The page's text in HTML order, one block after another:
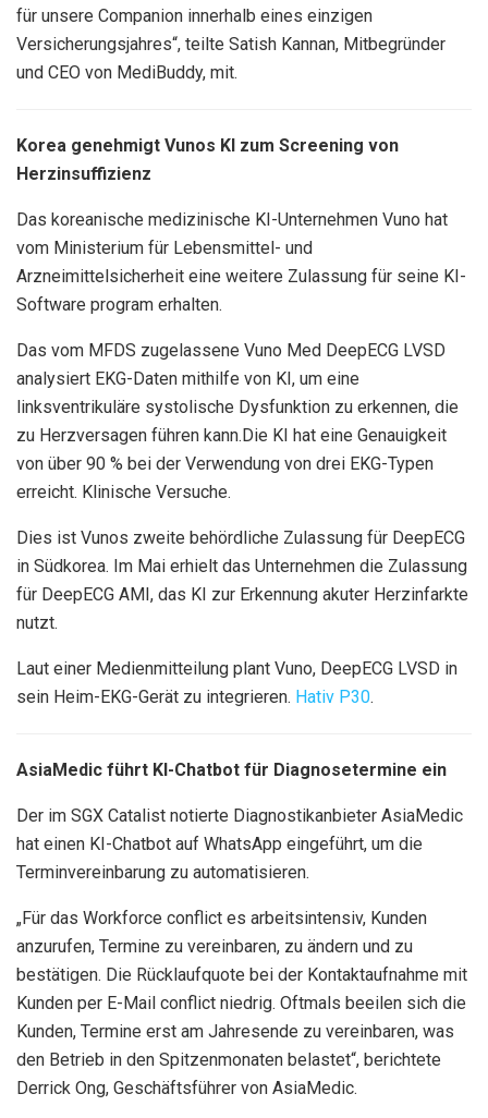
für unsere Companion innerhalb eines einzigen
Versicherungsjahres“, teilte Satish Kannan, Mitbegründer
und CEO von MediBuddy, mit.
Korea genehmigt Vunos KI zum Screening von
Herzinsuffizienz
Das koreanische medizinische KI-Unternehmen Vuno hat
vom Ministerium für Lebensmittel- und
Arzneimittelsicherheit eine weitere Zulassung für seine KI-
Software program erhalten.
Das vom MFDS zugelassene Vuno Med DeepECG LVSD
analysiert EKG-Daten mithilfe von KI, um eine
linksventrikuläre systolische Dysfunktion zu erkennen, die
zu Herzversagen führen kann.Die KI hat eine Genauigkeit
von über 90 % bei der Verwendung von drei EKG-Typen
erreicht. Klinische Versuche.
Dies ist Vunos zweite behördliche Zulassung für DeepECG
in Südkorea. Im Mai erhielt das Unternehmen die Zulassung
für DeepECG AMI, das KI zur Erkennung akuter Herzinfarkte
nutzt.
Laut einer Medienmitteilung plant Vuno, DeepECG LVSD in
sein Heim-EKG-Gerät zu integrieren. Hativ P30.
AsiaMedic führt KI-Chatbot für Diagnosetermine ein
Der im SGX Catalist notierte Diagnostikanbieter AsiaMedic
hat einen KI-Chatbot auf WhatsApp eingeführt, um die
Terminvereinbarung zu automatisieren.
„Für das Workforce conflict es arbeitsintensiv, Kunden
anzurufen, Termine zu vereinbaren, zu ändern und zu
bestätigen. Die Rücklaufquote bei der Kontaktaufnahme mit
Kunden per E-Mail conflict niedrig. Oftmals beeilen sich die
Kunden, Termine erst am Jahresende zu vereinbaren, was
den Betrieb in den Spitzenmonaten belastet“, berichtete
Derrick Ong, Geschäftsführer von AsiaMedic.